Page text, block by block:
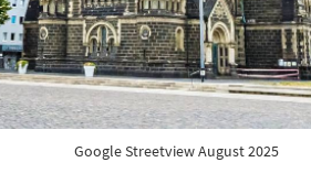
Google Streetview August 2025